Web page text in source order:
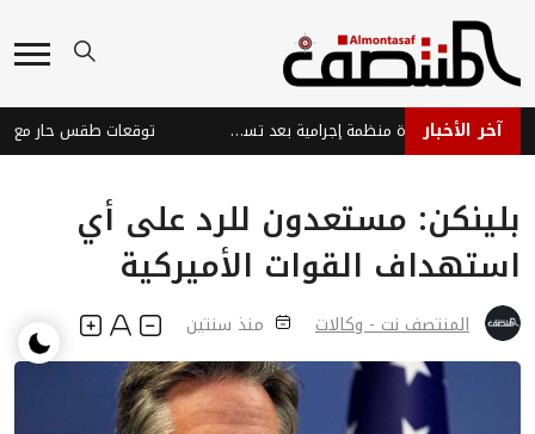
آخر الأخبار كيناهان يواجه اتهامات بقيادة منظمة إجرامية بعد تسليمه من الإمارات
بلينكن: مستعدون للرد على أي
استهداف القوات الأميركية
المنتصف نت - وكالات منذ سنتين